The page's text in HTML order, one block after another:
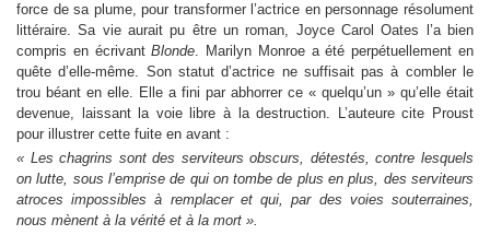
force de sa plume, pour transformer l’actrice en personnage résolument
littéraire. Sa vie aurait pu être un roman, Joyce Carol Oates l’a bien
compris en écrivantBlonde. Marilyn Monroe a été perpétuellement en
quête d’elle-même. Son statut d’actrice ne suffisait pas à combler le
trou béant en elle. Elle a fini par abhorrer ce « quelqu’un » qu’elle était
devenue, laissant la voie libre à la destruction. L’auteure cite Proust
pour illustrer cette fuite en avant :
« Les chagrins sont des serviteurs obscurs, détestés, contre lesquels
on lutte, sous l’emprise de qui on tombe de plus en plus, des serviteurs
atroces impossibles à remplacer et qui, par des voies souterraines,
nous mènent à la vérité et à la mort ».